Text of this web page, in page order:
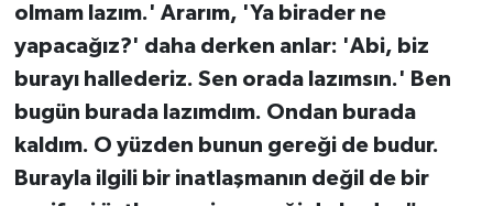
olmam lazım.' Ararım, 'Ya birader ne
yapacağız?' daha derken anlar: 'Abi, biz
burayı hallederiz. Sen orada lazımsın.' Ben
bugün burada lazımdım. Ondan burada
kaldım. O yüzden bunun gereği de budur.
Burayla ilgili bir inatlaşmanın değil de bir